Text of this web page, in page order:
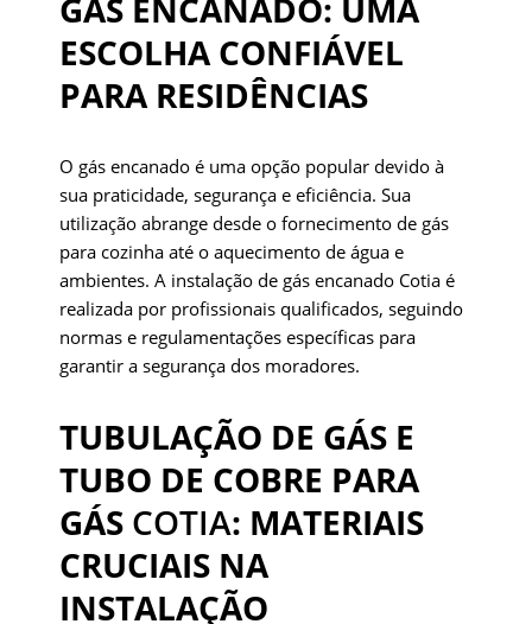
GÁS ENCANADO: UMA
ESCOLHA CONFIÁVEL
PARA RESIDÊNCIAS
O gás encanado é uma opção popular devido à
sua praticidade, segurança e eficiência. Sua
utilização abrange desde o fornecimento de gás
para cozinha até o aquecimento de água e
ambientes. A instalação de gás encanado Cotia é
realizada por profissionais qualificados, seguindo
normas e regulamentações específicas para
garantir a segurança dos moradores.
TUBULAÇÃO DE GÁS E
TUBO DE COBRE PARA
GÁS COTIA: MATERIAIS
CRUCIAIS NA
INSTALAÇÃO